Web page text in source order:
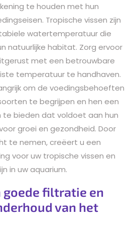
te houden met hun
Tropische vissen zijn
watertemperatuur die
natuurlijke habitat. Zorg ervoor
met een betrouwbare
temperatuur te handhaven.
om de voedingsbehoeften
te begrijpen en hen een
bieden dat voldoet aan hun
groei en gezondheid. Door
te nemen, creëert u een
voor uw tropische vissen en
in uw aquarium.
goede filtratie en
van het